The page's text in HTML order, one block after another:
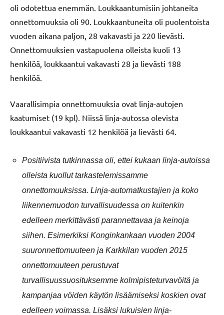
oli odotettua enemmän. Loukkaantumisiin johtaneita
onnettomuuksia oli 90. Loukkaantuneita oli puolentoista
vuoden aikana paljon, 28 vakavasti ja 220 lievästi.
Onnettomuuksien vastapuolena olleista kuoli 13
henkilöä, loukkaantui vakavasti 28 ja lievästi 188
henkilöä.
Vaarallisimpia onnettomuuksia ovat linja-autojen
kaatumiset (19 kpl). Niissä linja-autossa olevista
loukkaantui vakavasti 12 henkilöä ja lievästi 64.
Positiivista tutkinnassa oli, ettei kukaan linja-autoissa
olleista kuollut tarkastelemissamme
onnettomuuksissa. Linja-automatkustajien ja koko
liikennemuodon turvallisuudessa on kuitenkin
edelleen merkittävästi parannettavaa ja keinoja
siihen. Esimerkiksi Konginkankaan vuoden 2004
suuronnettomuuteen ja Karkkilan vuoden 2015
onnettomuuteen perustuvat
turvallisuussuosituksemme kolmipisteturvavöitä ja
kampanjaa vöiden käytön lisäämiseksi koskien ovat
edelleen voimassa. Lisäksi lukuisien linja-